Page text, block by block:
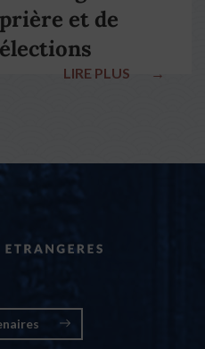
et de
LIRE PLUS →